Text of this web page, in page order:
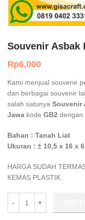
Souvenir Asbak
Rp6,000
Kami menjual souvenir
dan berbagai souvenir
salah satunya Souvenir
Jawa kode GB2 dengan
Bahan : Tanah Liat
Ukuran : ± 10,5 x 16 x
HARGA SUDAH
KEMAS PLASTIK